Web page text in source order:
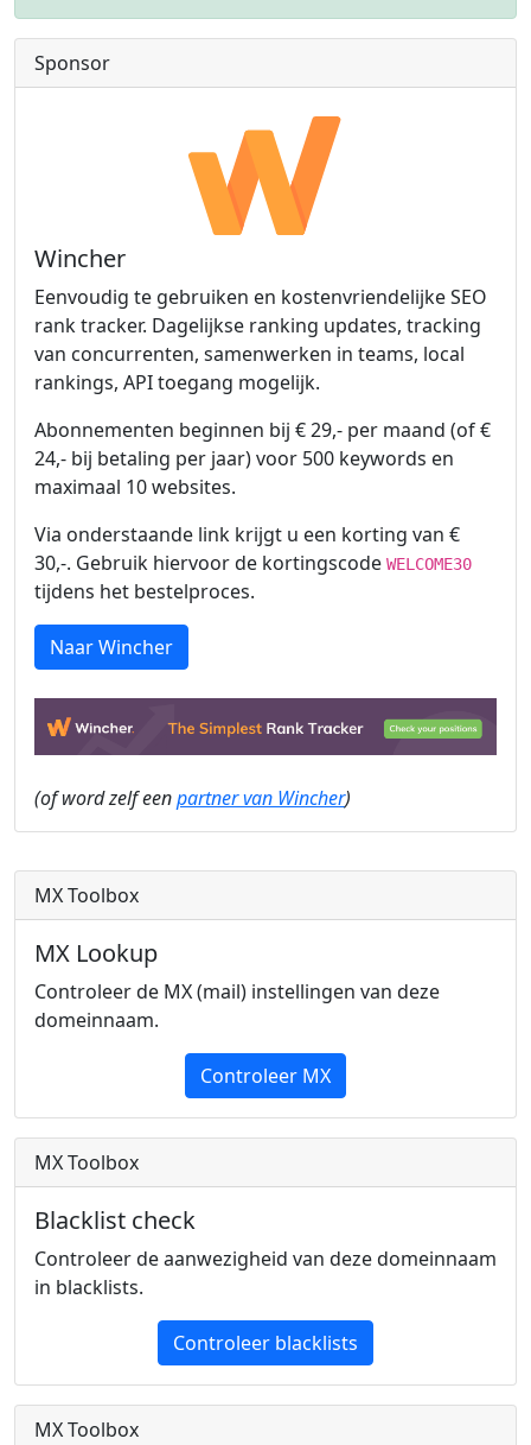
Sponsor
Wincher
Eenvoudig te gebruiken en kostenvriendelijke SEO
rank tracker. Dagelijkse ranking updates, tracking
van concurrenten, samenwerken in teams, local
rankings, API toegang mogelijk.
Abonnementen beginnen bij € 29,- per maand (of €
24,- bij betaling per jaar) voor 500 keywords en
maximaal 10 websites.
Via onderstaande link krijgt u een korting van €
30,-. Gebruik hiervoor de kortingscode WELCOME30
tijdens het bestelproces.
Naar Wincher
(of word zelf eenpartner van Wincher)
MX Toolbox
MX Lookup
Controleer de MX (mail) instellingen van deze
domeinnaam.
Controleer MX
MX Toolbox
Blacklist check
Controleer de aanwezigheid van deze domeinnaam
in blacklists.
Controleer blacklists
MX Toolbox